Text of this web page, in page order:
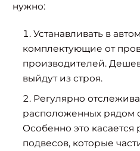
нужно:
Устанавливать в
комплектующие от
производителей.
выйдут из строя.
Регулярно
расположенных рядом
Особенно это
подвесов, которые